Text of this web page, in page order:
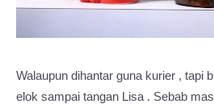
Walaupun dihantar guna kurier , tapi
elok sampai tangan Lisa . Sebab